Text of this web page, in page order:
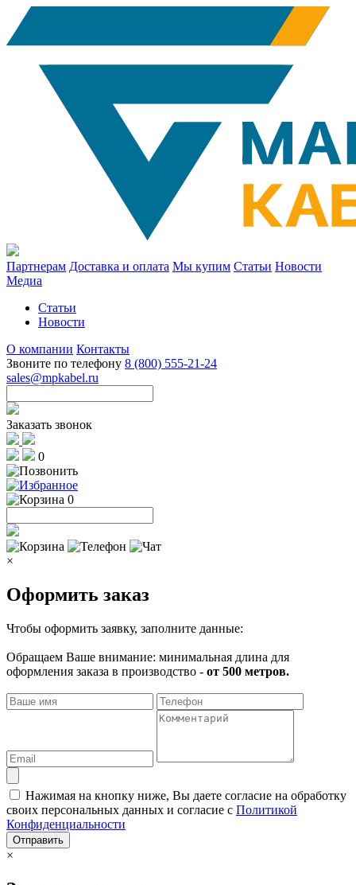
Партнерам Доставка и оплата Мы купим Статьи Новости
Медиа
Статьи
Новости
О компании Контакты
Звоните по телефону 8 (800) 555-21-24
sales@mpkabel.ru
Заказать звонок
0
0
×
Оформить заказ
Чтобы оформить заявку, заполните данные:
Обращаем Ваше внимание: минимальная длина для
оформления заказа в производство - от 500 метров.
Нажимая на кнопку ниже, Вы даете согласие на обработку
своих персональных данных и согласие с Политикой
Конфиденциальности
Отправить
×